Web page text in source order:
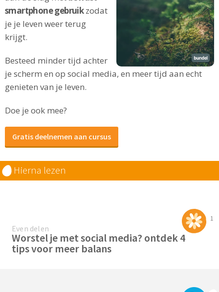
smartphone gebruikzodat
je je leven weer terug
krijgt.
Besteed minder tijd achter
je scherm en op social media, en meer tijd aan echt
genieten van je leven.
Doe je ook mee?
Gratis deelnemen aan cursus
Hierna lezen
1
Even delen
Worstel je met social media? ontdek 4
tips voor meer balans